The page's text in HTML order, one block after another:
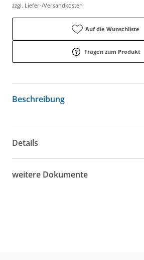
zzgl. Liefer-/Versandkosten
Auf die Wunschliste
Fragen zum Produkt
Beschreibung
Details
weitere Dokumente